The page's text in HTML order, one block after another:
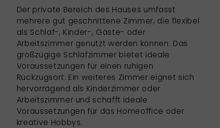
Der private Bereich des Hauses umfasst
mehrere gut geschnittene Zimmer, die flexibel
als Schlaf-, Kinder-, Gäste- oder
Arbeitszimmer genutzt werden können. Das
großzügige Schlafzimmer bietet ideale
Voraussetzungen für einen ruhigen
Rückzugsort. Ein weiteres Zimmer eignet sich
hervorragend als Kinderzimmer oder
Arbeitszimmer und schafft ideale
Voraussetzungen für das Homeoffice oder
kreative Hobbys.